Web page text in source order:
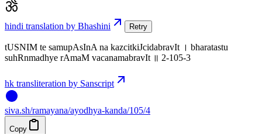
hindi translation by Bhashini Retry
tUSNIM te samupAsInA na kazcitkiJcidabravIt । bharatastu
suhRnmadhye rAmaM vacanamabravIt ॥ 2-105-3
hk transliteration by Sanscript
siva.sh/ramayana/ayodhya-kanda/105/4
Copy